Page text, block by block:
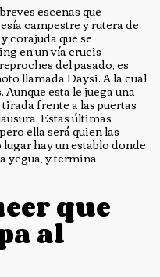
escenas que
campestre y rutera de
corajuda que se
en un vía crucis
del pasado, es
llamada Daysi. A la cual
esta le juega una
frente a las puertas
Estas últimas
ella será quien las
hay un establo donde
yegua, y termina
que
al